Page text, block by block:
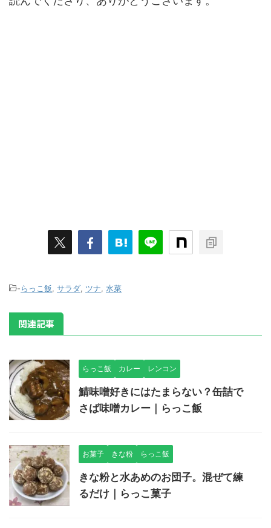
-らっこ飯 サラダ ツナ 水菜
関連記事
らっこ飯 カレー レンコン
鯖味噌好きにはたまらない？缶詰で
さば味噌カレー｜らっこ飯
お菓子 きな粉 らっこ飯
きな粉と水あめのお団子。混ぜて練
るだけ｜らっこ菓子